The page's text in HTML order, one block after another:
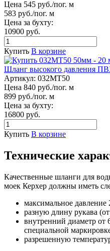
Цена 545 руб./пог. м
583 руб./пог. м
Цена за бухту:
10900 руб.
Купить В корзине
Шланг высокого давления
Артикул: 032МТ50
Цена 840 руб./пог. м
899 руб./пог. м
Цена за бухту:
16800 руб.
Купить В корзине
Технические
Качественные шланги для
моек Керхер должны иметь
максимальное давление
разную длину рукава
внутренний диаметр от
специальной
разрешенную